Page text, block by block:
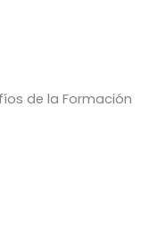
de la Formación